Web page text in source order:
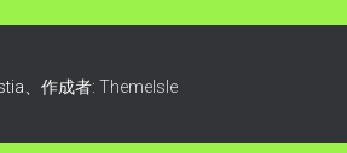
、作成者: ThemeIsle